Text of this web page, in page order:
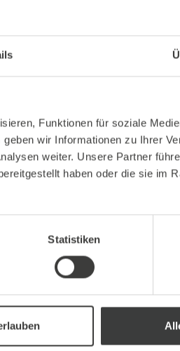
Funktionen für soziale
wir Informationen zu Ihrer
weiter. Unsere Partner
haben oder die sie im
Statistiken
Blend
35,99 €*